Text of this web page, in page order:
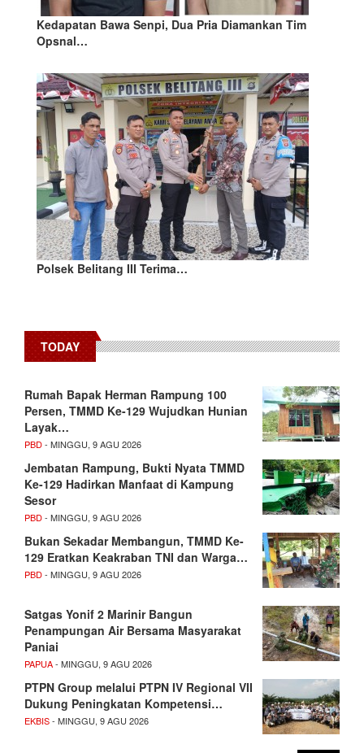
Kedapatan Bawa Senpi, Dua Pria Diamankan Tim
Opsnal…
Polsek Belitang III Terima…
TODAY
Rumah Bapak Herman Rampung 100
Persen, TMMD Ke-129 Wujudkan Hunian
Layak…
PBD- MINGGU, 9 AGU 2026
Jembatan Rampung, Bukti Nyata TMMD
Ke-129 Hadirkan Manfaat di Kampung
Sesor
PBD- MINGGU, 9 AGU 2026
Bukan Sekadar Membangun, TMMD Ke-
129 Eratkan Keakraban TNI dan Warga…
PBD- MINGGU, 9 AGU 2026
Satgas Yonif 2 Marinir Bangun
Penampungan Air Bersama Masyarakat
Paniai
PAPUA- MINGGU, 9 AGU 2026
PTPN Group melalui PTPN IV Regional VII
Dukung Peningkatan Kompetensi…
EKBIS- MINGGU, 9 AGU 2026